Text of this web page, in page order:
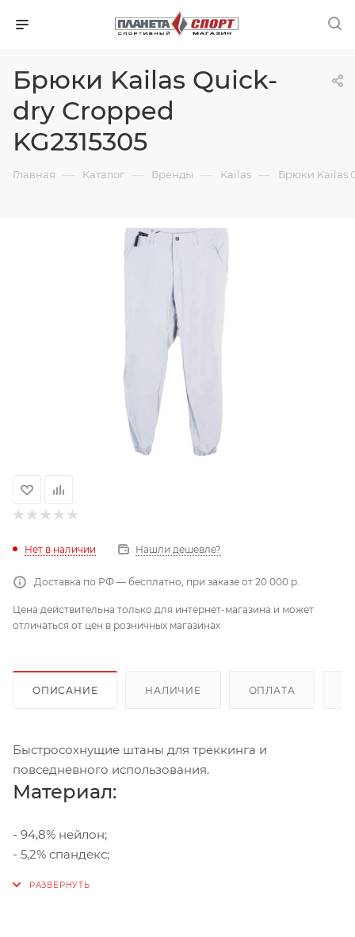
Брюки Kailas Quick-
dry Cropped
KG2315305
Главная — Каталог — Бренды — Kailas — Брюки Kailas
Нет в наличии Нашли дешевле?
Доставка по РФ — бесплатно, при заказе от 20 000 р.
Цена действительна только для интернет-магазина и может
отличаться от цен в розничных магазинах
ОПИСАНИЕ НАЛИЧИЕ ОПЛАТА
Быстросохнущие штаны для треккинга и
повседневного использования.
Материал:
- 94,8% нейлон;
- 5,2% спандекс;